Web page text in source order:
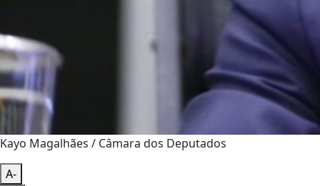
Kayo Magalhães / Câmara dos Deputados
A-